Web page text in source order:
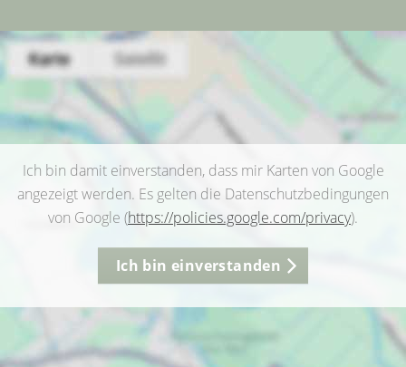
Ich bin damit einverstanden, dass mir Karten von Google
angezeigt werden. Es gelten die Datenschutzbedingungen
von Google (https://policies.google.com/privacy).
Ich bin einverstanden